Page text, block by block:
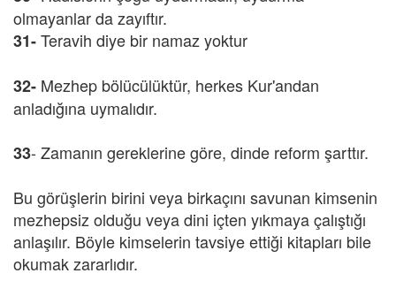
olmayanlar da zayıftır.
31-Teravih diye bir namaz yoktur
32- Mezhep bölücülüktür, herkes Kur'andan
anladığına uymalıdır.
33- Zamanın gereklerine göre, dinde reform şarttır.
Bu görüşlerin birini veya birkaçını savunan kimsenin
mezhepsiz olduğu veya dini içten yıkmaya çalıştığı
anlaşılır. Böyle kimselerin tavsiye ettiği kitapları bile
okumak zararlıdır.